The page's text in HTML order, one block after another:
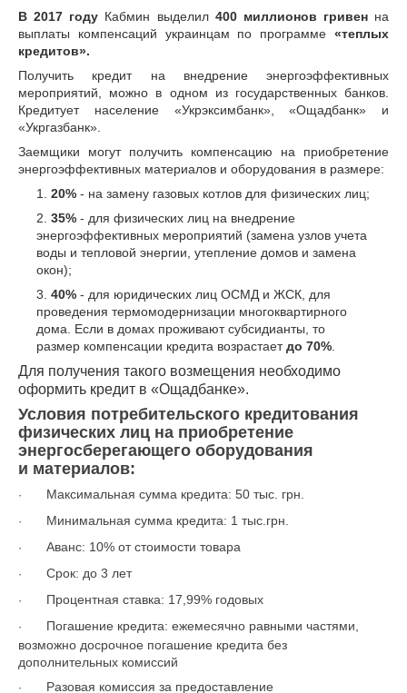
В 2017 году Кабмин выделил 400 миллионов гривенна
выплаты компенсаций украинцам по программе «теплых
кредитов».
Получить кредит на внедрение энергоэффективных
мероприятий, можно в одном из государственных банков.
Кредитует население «Укрэксимбанк», «Ощадбанк» и
«Укргазбанк».
Заемщики могут получить компенсацию на приобретение
энергоэффективных материалов и оборудования в размере:
20% - на замену газовых котлов для физических лиц;
35% - для физических лиц на внедрение
энергоэффективных мероприятий (замена узлов учета
воды и тепловой энергии, утепление домов и замена
окон);
40% - для юридических лиц ОСМД и ЖСК, для
проведения термомодернизации многоквартирного
дома. Если в домах проживают субсидианты, то
размер компенсации кредита возрастаетдо 70%
Для получения такого возмещения необходимо
оформить кредит в «Ощадбанке».
Условия потребительского кредитования
физических лиц на приобретение
энергосберегающего оборудования
и материалов:
· Максимальная сумма кредита: 50 тыс. грн.
· Минимальная сумма кредита: 1 тыс.грн.
· Аванс: 10% от стоимости товара
· Срок: до 3 лет
· Процентная ставка: 17,99% годовых
· Погашение кредита: ежемесячно равными частями,
возможно досрочное погашение кредита без
дополнительных комиссий
·
Разовая комиссия за предоставление